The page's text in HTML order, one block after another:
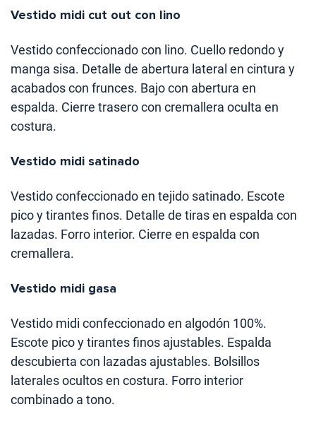
Vestido midi cut out con lino
Vestido confeccionado con lino. Cuello redondo y
manga sisa. Detalle de abertura lateral en cintura y
acabados con frunces. Bajo con abertura en
espalda. Cierre trasero con cremallera oculta en
costura.
Vestido midi satinado
Vestido confeccionado en tejido satinado. Escote
pico y tirantes finos. Detalle de tiras en espalda con
lazadas. Forro interior. Cierre en espalda con
cremallera.
Vestido midi gasa
Vestido midi confeccionado en algodón 100%.
Escote pico y tirantes finos ajustables. Espalda
descubierta con lazadas ajustables. Bolsillos
laterales ocultos en costura. Forro interior
combinado a tono.